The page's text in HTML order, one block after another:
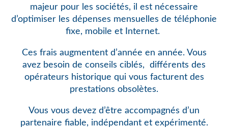
majeur pour les sociétés, il est nécessaire
d’optimiser les dépenses mensuelles de téléphonie
fixe, mobile et Internet.
Ces frais augmentent d’année en année. Vous
avez besoin de conseils ciblés,
différents des
opérateurs historique qui vous facturent des
prestations obsolètes.
Vous vous devez d’être accompagnés d’un
partenaire fiable, indépendant et expérimenté.